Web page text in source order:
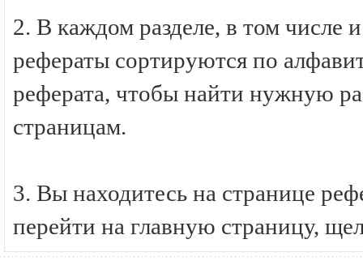
2. В каждом разделе, в том
рефераты сортируются по
реферата, чтобы найти нужную
страницам.
3. Вы находитесь на странице
перейти на главную страницу,